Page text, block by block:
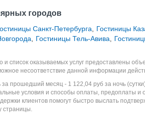
городов
Санкт-Петербурга
Гостиницы
Гостиницы Тель-Авива
и список оказываемых услуг предоставлены
несоответствие данной информации
за прошедший месяц - 1 122,04 руб за ночь
условия и способы оплаты, предоплаты и
клиентов помогут быстро выслать
страницы.